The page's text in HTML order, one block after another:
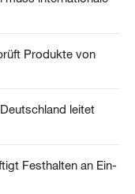
Produkte von
leitet
Festhalten an Ein-